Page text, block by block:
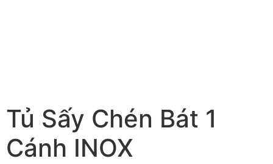
Tủ Sấy Chén Bát 1
Cánh INOX